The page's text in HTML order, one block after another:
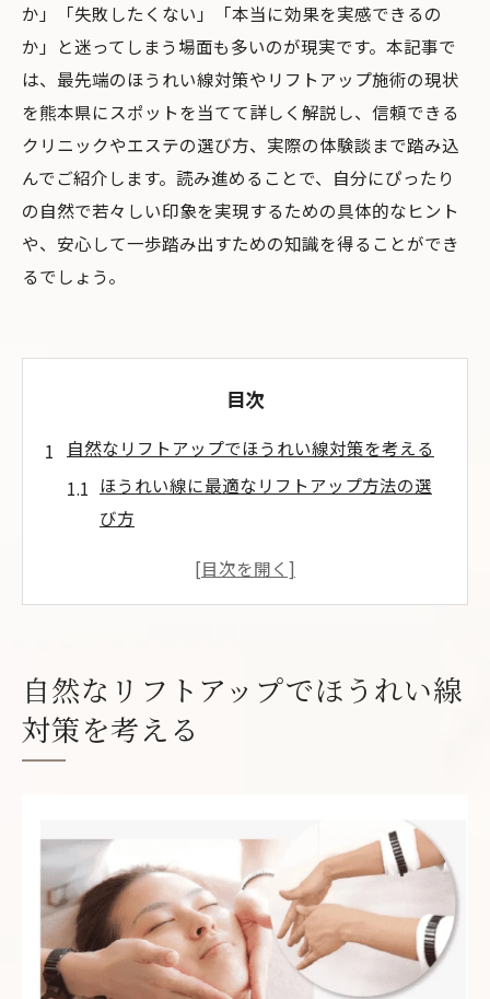
か」「失敗したくない」「本当に効果を実感できるの
か」と迷ってしまう場面も多いのが現実です。本記事で
は、最先端のほうれい線対策やリフトアップ施術の現状
を熊本県にスポットを当てて詳しく解説し、信頼できる
クリニックやエステの選び方、実際の体験談まで踏み込
んでご紹介します。読み進めることで、自分にぴったり
の自然で若々しい印象を実現するための具体的なヒント
や、安心して一歩踏み出すための知識を得ることができ
るでしょう。
目次
自然なリフトアップでほうれい線対策を考える
ほうれい線に最適なリフトアップ方法の選
び方
自然な仕上がりを叶えるほうれい線対策の
ほうれい線改善に向けた日常ケアと施術の
違い
ほうれい線が気になる方へ熊本発の最新施術案
内
最新ほうれい線施術の特徴とリフトアップ
効果
ほうれい線改善で注目のエステ施術解説
自然なリフトアップでほうれい線
対策を考える